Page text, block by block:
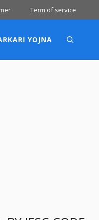
Term of service
YOJNA